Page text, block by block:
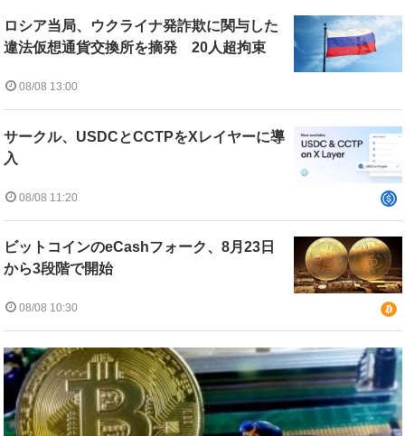
ロシア当局、ウクライナ発詐欺に関与した
違法仮想通貨交換所を摘発 20人超拘束
08/08 13:00
サークル、USDCとCCTPをXレイヤーに導
入
08/08 11:20
ビットコインのeCashフォーク、8月23日
から3段階で開始
08/08 10:30